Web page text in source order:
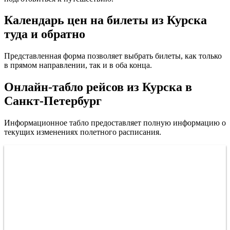
Календарь цен на билеты из Курска
туда и обратно
Представленная форма позволяет выбрать билеты, как только
в прямом направлении, так и в оба конца.
Онлайн-табло рейсов из Курска в
Санкт-Петербург
Информационное табло предоставляет полную информацию о
текущих изменениях полетного расписания.